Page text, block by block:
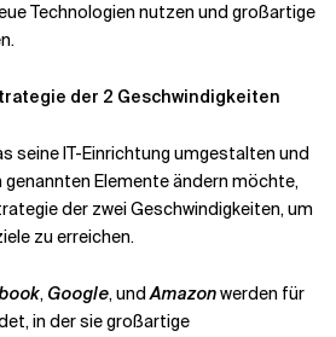
Technologien nutzen und großartige
der 2 Geschwindigkeiten
seine IT-Einrichtung umgestalten und
Elemente ändern möchte,
der zwei Geschwindigkeiten, um
zu erreichen.
, Google, undAmazonwerden für
in der sie großartige